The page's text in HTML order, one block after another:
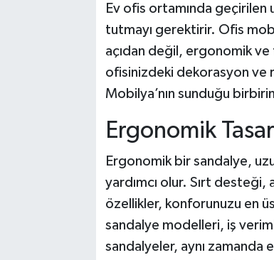
Ev ofis ortamında geçirilen
tutmayı gerektirir. Ofis
açıdan değil, ergonomik
ofisinizdeki dekorasyon ve
Mobilya’nın sunduğu
Ergonomik
Ergonomik bir sandalye,
yardımcı olur. Sırt
özellikler, konforunuzu en
sandalye modelleri, iş
sandalyeler, aynı zamanda